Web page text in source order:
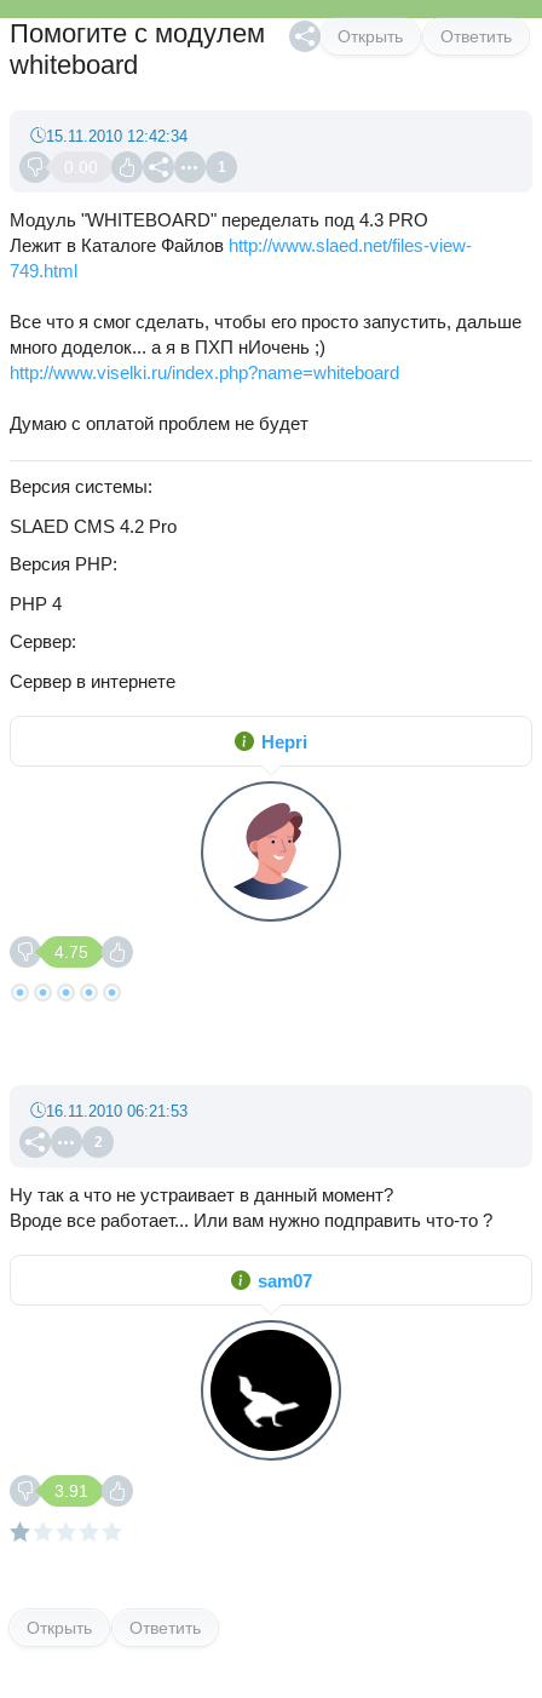
Открыть Ответить
Помогите с модулем
whiteboard
0.00 1
15.11.2010 12:42:34
Модуль "WHITEBOARD" переделать под 4.3 PRO
Лежит в Каталоге Файлов http://www.slaed.net/files-view-
749.html
Все что я смог сделать, чтобы его просто запустить, дальше
много доделок... а я в ПХП нИочень ;)
http://www.viselki.ru/index.php?name=whiteboard
Думаю с оплатой проблем не будет
Версия системы
SLAED CMS 4.2 Pro
Версия PHP
PHP 4
Сервер
Сервер в интернете
Hepri
4.75
2
16.11.2010 06:21:53
Ну так а что не устраивает в данный момент?
Вроде все работает... Или вам нужно подправить что-то ?
sam07
3.91
Открыть Ответить